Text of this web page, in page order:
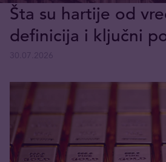
Šta su hartije od
definicija i ključni